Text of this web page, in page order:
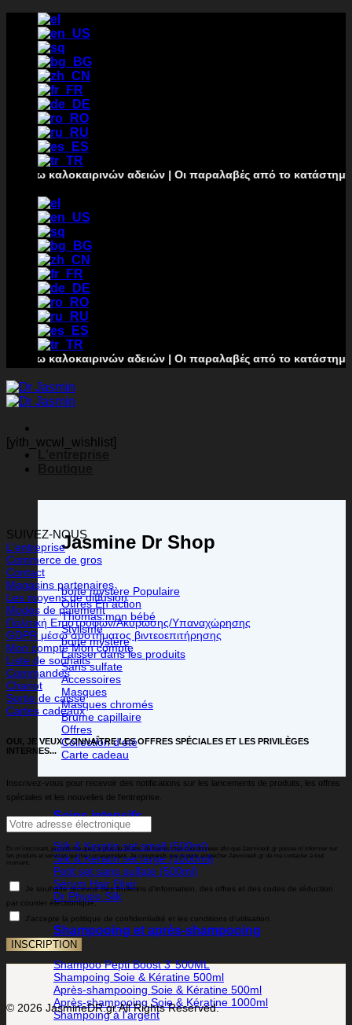
Passer
contenu
καλοκαιρινών αδειών | Οι παραλαβές από το
καλοκαιρινών αδειών | Οι παραλαβές από το
Jasmine Dr Shop
boîte mystère
Offres
Thomas mon bébé
Stylisme
boîte mystère
Laisser dans les produits
Sans sulfate
Accessoires
Masques
Masques chromés
Brume capillaire
Offres
Collection d'été
Carte cadeau
Soins intensifs
Silk & Keratin set small (500ml)
Silk & Keratin set large (1000ml)
Petit set sans sulfate (500ml)
Sérum Hair Elixir
Dr Physio Silk
Shampooing et après-shampooing
Shampoo Pepti Boost 3’ 500ML
Shampoing Soie & Kératine 500ml
Après-shampooing Soie & Kératine 500ml
Après-shampooing Soie & Kératine 1000ml
Shampoing à l'argent
[yith_wcwl_wishlist]
SUIVEZ-NOUS
L'entreprise
Commerce de gros
Contact
Magasins partenaires
Les moyens de diffusion
Modes de paiement
Πολιτική Επιστροφών/Ακύρωσης/Υπαναχώρησης
GDPR μέσω συστήματος βιντεοεπιτήρησης
Mon compte Mon compte
Liste de souhaits
Commandes
Chariot
Sortie de caisse
Cartes cadeaux
OUI, JE VEUX CONNAÎTRE LES OFFRES SPÉCIALES ET LES PRIVILÈGES
INTERNES...
Inscrivez-vous pour recevoir des notifications sur les lancements de produits, les offres
spéciales et les nouvelles de l'entreprise.
En m'inscrivant, je confirme que j'ai plus de 18 ans. Je fournis mes coordonnées afin que Jasminedr.gr puisse m'informer sur
les produits et services qui me correspondent. Je comprends que je peux empêcher Jasminedr.gr de me contacter à tout
moment.
Je souhaite recevoir des bulletins d'information, des offres et des codes de réduction
par courrier électronique.
J'accepte la politique de confidentialité et les conditions d'utilisation.
© 2026 JasmineDR.gr All Rights Reserved.